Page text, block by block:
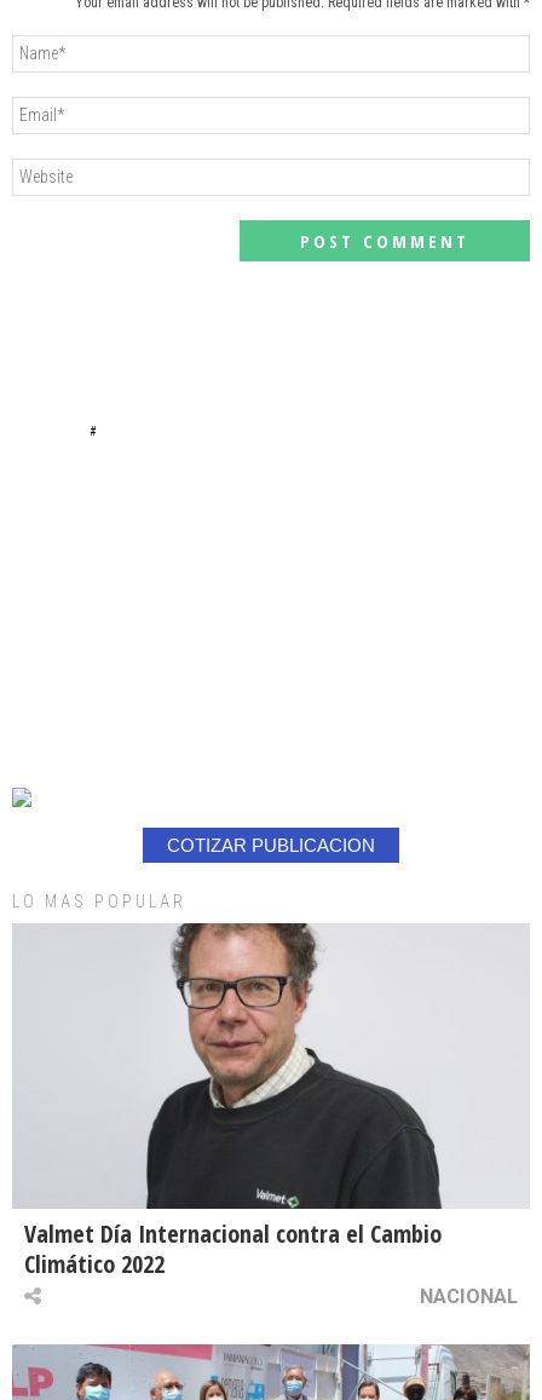
#
COTIZAR PUBLICACION
LO MAS POPULAR
Valmet Día Internacional contra el Cambio
Climático 2022
NACIONAL